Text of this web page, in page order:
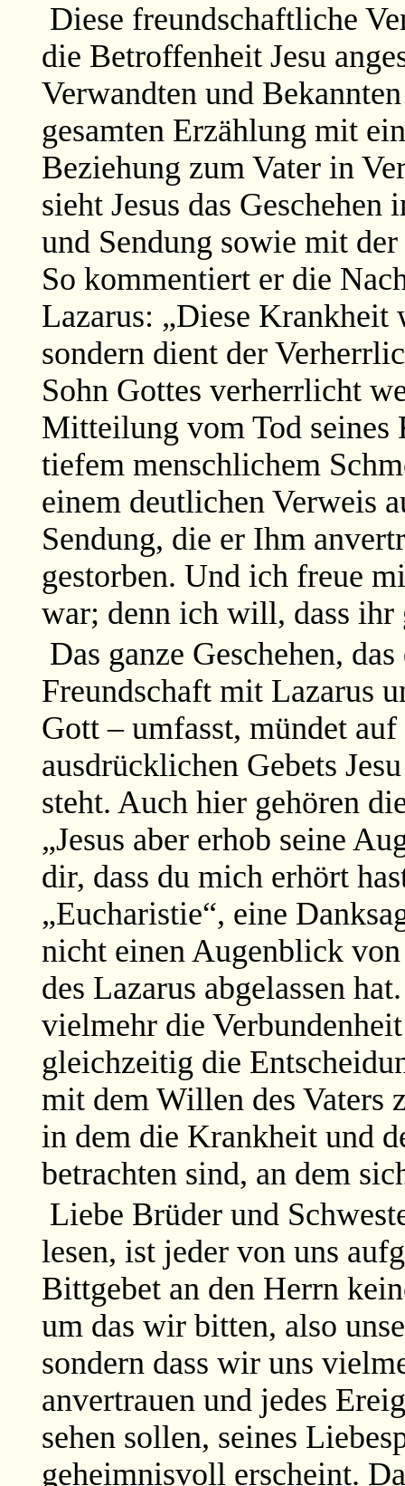
Diese freundschaftliche
die Betroffenheit Jesu
Verwandten und
gesamten Erzählung mit
Beziehung zum Vater in
sieht Jesus das
und Sendung sowie mit
So kommentiert er die
Lazarus: „Diese
sondern dient der
Sohn Gottes verherrlicht
Mitteilung vom Tod seines
tiefem menschlichem
einem deutlichen Verweis
Sendung, die er Ihm
gestorben. Und ich freue
war; denn ich will, dass ihr
Das ganze Geschehen,
Freundschaft mit Lazarus
Gott – umfasst, mündet
ausdrücklichen Gebets
steht. Auch hier gehören
„Jesus aber erhob seine
dir, dass du mich erhört
„Eucharistie“, eine
nicht einen Augenblick
des Lazarus abgelassen
vielmehr die
gleichzeitig die
mit dem Willen des Vaters
in dem die Krankheit und
betrachten sind, an dem
Liebe Brüder und
lesen, ist jeder von uns
Bittgebet an den Herrn
um das wir bitten, also
sondern dass wir uns
anvertrauen und jedes
sehen sollen, seines
geheimnisvoll erscheint.